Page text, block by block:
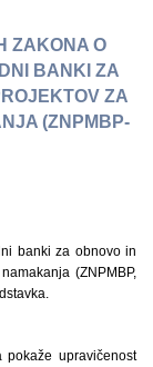
ZAKONA O
BANKI ZA
ZA
(ZNPMBP-
banki za obnovo in
(ZNPMBP,
pokaže upravičenost